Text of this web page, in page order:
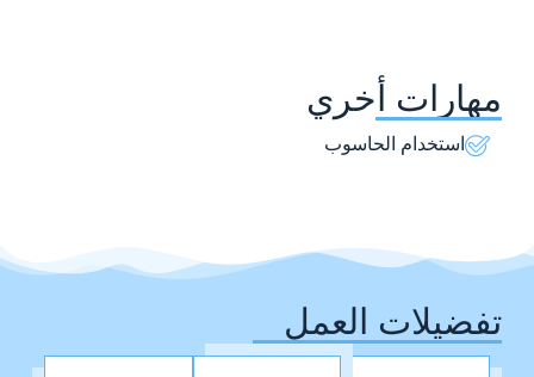
مهارات أخري
استخدام الحاسوب
تفضيلات العمل